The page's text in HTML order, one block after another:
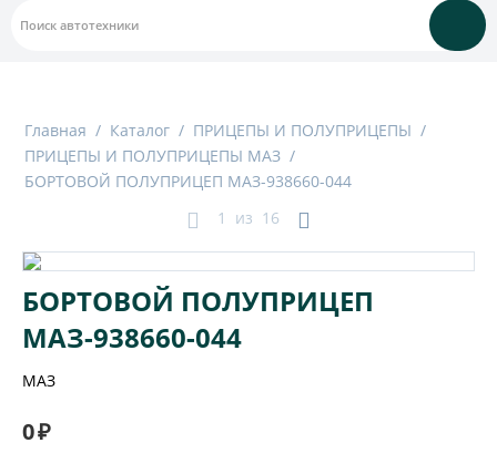
Главная / Каталог / ПРИЦЕПЫ И ПОЛУПРИЦЕПЫ /
ПРИЦЕПЫ И ПОЛУПРИЦЕПЫ МАЗ /
БОРТОВОЙ ПОЛУПРИЦЕП МАЗ-938660-044
1
из 16
БОРТОВОЙ ПОЛУПРИЦЕП
МАЗ-938660-044
МАЗ
0₽